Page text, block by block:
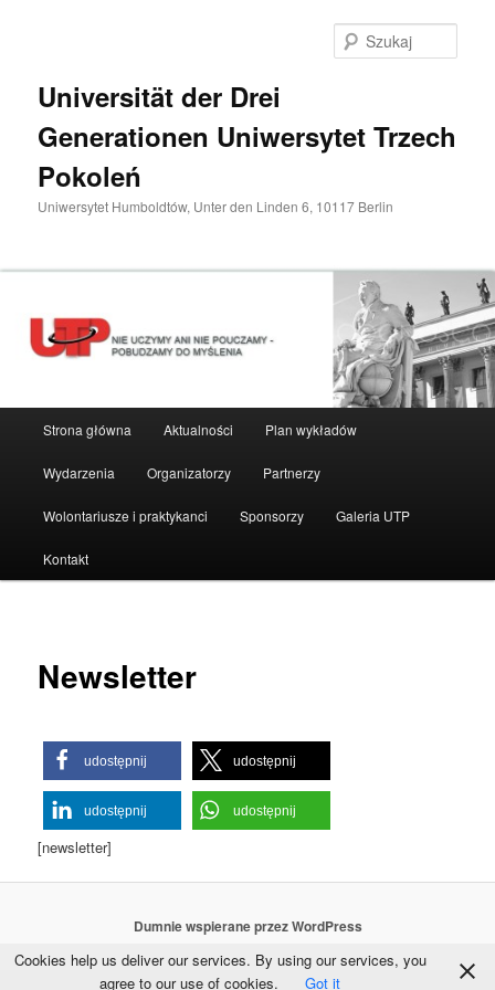
Universität der Drei
Generationen Uniwersytet Trzech
Pokoleń
Uniwersytet Humboldtów, Unter den Linden 6, 10117 Berlin
Strona główna Aktualności Plan wykładów
Wydarzenia Organizatorzy Partnerzy
Wolontariusze i praktykanci Sponsorzy Galeria UTP
Kontakt
Newsletter
udostępnij udostępnij
udostępnij udostępnij
[newsletter]
Dumnie wspierane przez WordPress
Cookies help us deliver our services. By using our services, you
agree to our use of cookies.
Got it